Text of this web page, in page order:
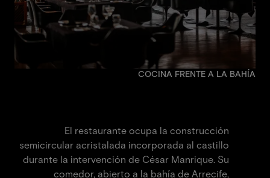
COCINA FRENTE A LA BAHÍA
El restaurante ocupa la construcción
semicircular acristalada incorporada al castillo
durante la intervención de César Manrique. Su
comedor, abierto a la bahía de Arrecife,